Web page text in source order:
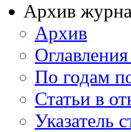
Архив
Архив
По годам
Статьи в
Указатель